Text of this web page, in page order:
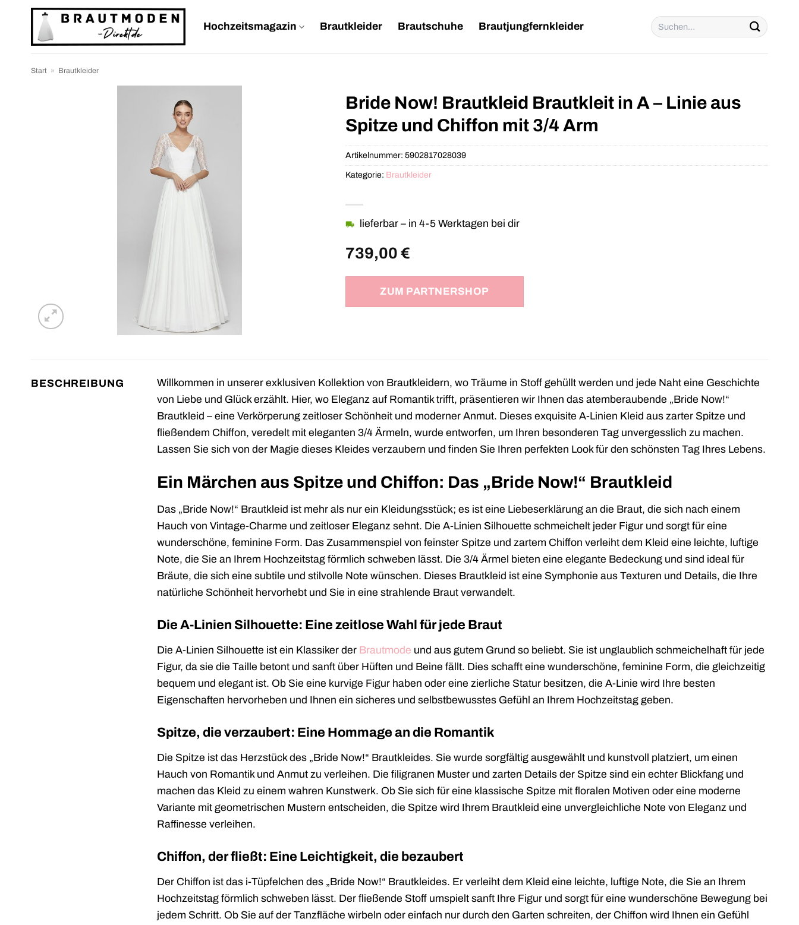
springen
Hochzeitsmagazin Brautkleider Brautschuhe Brautjungfernkleider
Suchen
nach:
Start » Brautkleider
Bride Now! Brautkleid Brautkleit in A – Linie aus
Spitze und Chiffon mit 3/4 Arm
739,00€
lieferbar – in 4-5 Werktagen bei dir
ZUM PARTNERSHOP
Artikelnummer:5902817028039
Kategorie: Brautkleider
BESCHREIBUNG
Willkommen in unserer exklusiven Kollektion von Brautkleidern, wo Träume in Stoff gehüllt werden und jede Naht eine Geschichte
von Liebe und Glück erzählt. Hier, wo Eleganz auf Romantik trifft, präsentieren wir Ihnen das atemberaubende „Bride Now!“
Brautkleid – eine Verkörperung zeitloser Schönheit und moderner Anmut. Dieses exquisite A-Linien Kleid aus zarter Spitze und
fließendem Chiffon, veredelt mit eleganten 3/4 Ärmeln, wurde entworfen, um Ihren besonderen Tag unvergesslich zu machen.
Lassen Sie sich von der Magie dieses Kleides verzaubern und finden Sie Ihren perfekten Look für den schönsten Tag Ihres Lebens.
Ein Märchen aus Spitze und Chiffon: Das „Bride Now!“ Brautkleid
Das „Bride Now!“ Brautkleid ist mehr als nur ein Kleidungsstück; es ist eine Liebeserklärung an die Braut, die sich nach einem
Hauch von Vintage-Charme und zeitloser Eleganz sehnt. Die A-Linien Silhouette schmeichelt jeder Figur und sorgt für eine
wunderschöne, feminine Form. Das Zusammenspiel von feinster Spitze und zartem Chiffon verleiht dem Kleid eine leichte, luftige
Note, die Sie an Ihrem Hochzeitstag förmlich schweben lässt. Die 3/4 Ärmel bieten eine elegante Bedeckung und sind ideal für
Bräute, die sich eine subtile und stilvolle Note wünschen. Dieses Brautkleid ist eine Symphonie aus Texturen und Details, die Ihre
natürliche Schönheit hervorhebt und Sie in eine strahlende Braut verwandelt.
Die A-Linien Silhouette: Eine zeitlose Wahl für jede Braut
Die A-Linien Silhouette ist ein Klassiker der Brautmode und aus gutem Grund so beliebt. Sie ist unglaublich schmeichelhaft für jede
Figur, da sie die Taille betont und sanft über Hüften und Beine fällt. Dies schafft eine wunderschöne, feminine Form, die gleichzeitig
bequem und elegant ist. Ob Sie eine kurvige Figur haben oder eine zierliche Statur besitzen, die A-Linie wird Ihre besten
Eigenschaften hervorheben und Ihnen ein sicheres und selbstbewusstes Gefühl an Ihrem Hochzeitstag geben.
Spitze, die verzaubert: Eine Hommage an die Romantik
Die Spitze ist das Herzstück des „Bride Now!“ Brautkleides. Sie wurde sorgfältig ausgewählt und kunstvoll platziert, um einen
Hauch von Romantik und Anmut zu verleihen. Die filigranen Muster und zarten Details der Spitze sind ein echter Blickfang und
machen das Kleid zu einem wahren Kunstwerk. Ob Sie sich für eine klassische Spitze mit floralen Motiven oder eine moderne
Variante mit geometrischen Mustern entscheiden, die Spitze wird Ihrem Brautkleid eine unvergleichliche Note von Eleganz und
Raffinesse verleihen.
Chiffon, der fließt: Eine Leichtigkeit, die bezaubert
Der Chiffon ist das i-Tüpfelchen des „Bride Now!“ Brautkleides. Er verleiht dem Kleid eine leichte, luftige Note, die Sie an Ihrem
Hochzeitstag förmlich schweben lässt. Der fließende Stoff umspielt sanft Ihre Figur und sorgt für eine wunderschöne Bewegung bei
jedem Schritt. Ob Sie auf der Tanzfläche wirbeln oder einfach nur durch den Garten schreiten, der Chiffon wird Ihnen ein Gefühl